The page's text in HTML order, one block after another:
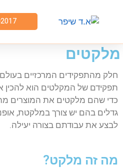
מלקטים
חלק מהתפקידים המרכזיים בעולם
תפקידם של המקלטים הוא להכין
כדי שהם מלקטים את המוצרים
גדלים בהם יש צורך במלקטת,
לבצע את עבודתם בצורה יעילה.
מה זה מלקט?